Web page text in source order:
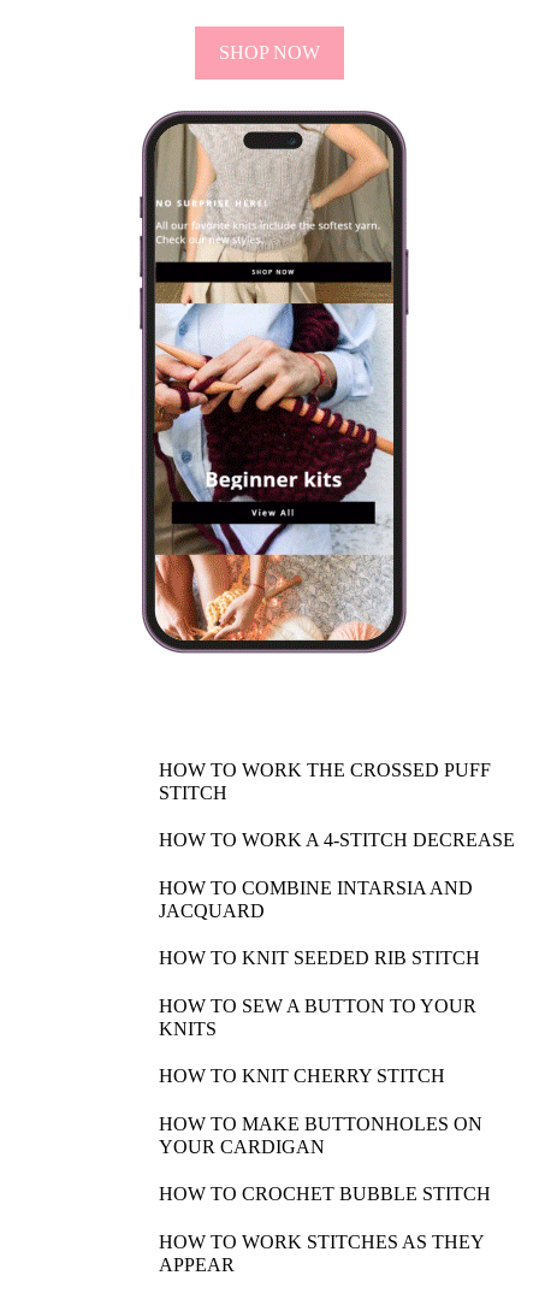
SHOP NOW
HOW TO WORK THE CROSSED PUFF
STITCH
HOW TO WORK A 4-STITCH DECREASE
HOW TO COMBINE INTARSIA AND
JACQUARD
HOW TO KNIT SEEDED RIB STITCH
HOW TO SEW A BUTTON TO YOUR
KNITS
HOW TO KNIT CHERRY STITCH
HOW TO MAKE BUTTONHOLES ON
YOUR CARDIGAN
HOW TO CROCHET BUBBLE STITCH
HOW TO WORK STITCHES AS THEY
APPEAR